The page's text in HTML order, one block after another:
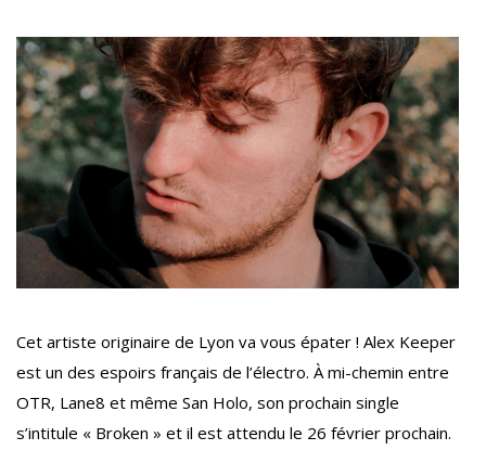
Cet artiste originaire de Lyon va vous épater ! Alex Keeper
est un des espoirs français de l’électro. À mi-chemin entre
OTR, Lane8 et même San Holo, son prochain single
s’intitule « Broken » et il est attendu le 26 février prochain.